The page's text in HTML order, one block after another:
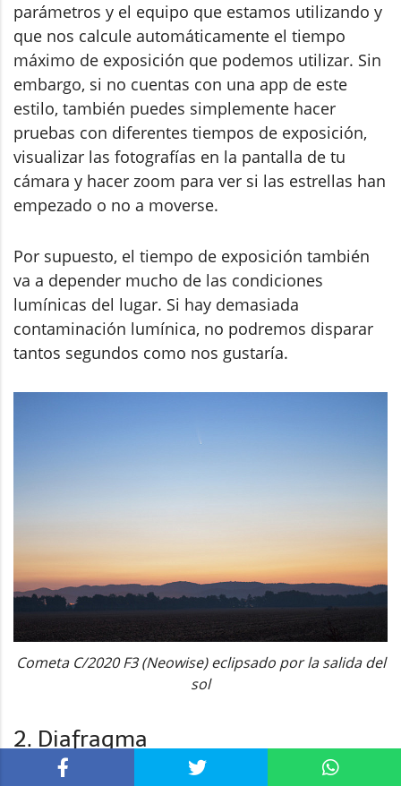
parámetros y el equipo que estamos utilizando y
que nos calcule automáticamente el tiempo
máximo de exposición que podemos utilizar. Sin
embargo, si no cuentas con una app de este
estilo, también puedes simplemente hacer
pruebas con diferentes tiempos de exposición,
visualizar las fotografías en la pantalla de tu
cámara y hacer zoom para ver si las estrellas han
empezado o no a moverse.
Por supuesto, el tiempo de exposición también
va a depender mucho de las condiciones
lumínicas del lugar. Si hay demasiada
contaminación lumínica, no podremos disparar
tantos segundos como nos gustaría.
Cometa C/2020 F3 (Neowise) eclipsado por la salida del
sol
2. Diafragma